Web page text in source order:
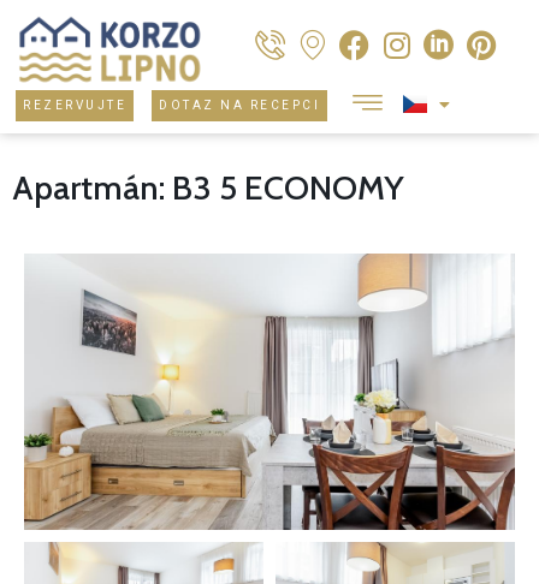
REZERVUJTE DOTAZ NA RECEPCI
Apartmán: B3 5 ECONOMY